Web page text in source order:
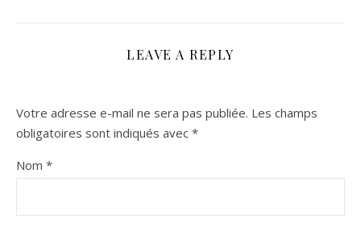
LEAVE A REPLY
Votre adresse e-mail ne sera pas publiée. Les champs
obligatoires sont indiqués avec *
Nom *